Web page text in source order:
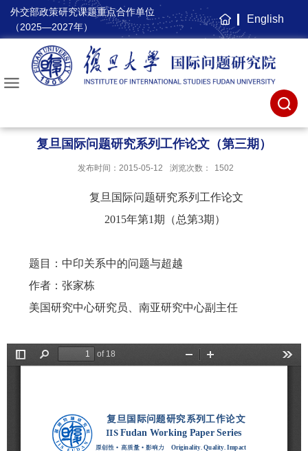
外交部政策研究课题重点合作单位
（2025—2027年）
主
页
English
复旦国际问题研究系列工作论文（第三期）
发布时间：2015-05-12 浏览次数： 1502
复旦国际问题研究系列工作论文
2015年第1期（总第3期）
题目：中印关系中的问题与超越
作者：张家栋
美国研究中心研究员、南亚研究中心副主任